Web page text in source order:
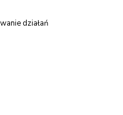
działań